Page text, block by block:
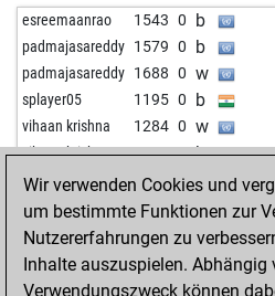
esreemaanrao 1543 0 b
padmajasareddy 1579 0 b
padmajasareddy 1688 0 w
splayer05 1195 0 b
vihaan krishna 1284 0 w
vihaan krishna 1180 0 b
Wir verwenden Cookies und
um bestimmte Funktionen zur
Nutzererfahrungen zu
Inhalte auszuspielen. Abhängig
Verwendungszweck können